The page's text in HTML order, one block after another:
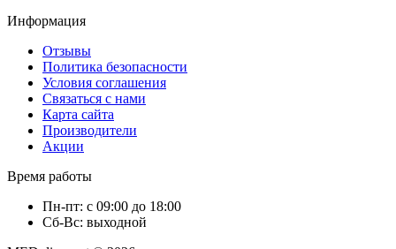
Информация
Отзывы
Политика безопасности
Условия соглашения
Связаться с нами
Карта сайта
Производители
Акции
Время работы
Пн-пт: с 09:00 до 18:00
Сб-Вс: выходной